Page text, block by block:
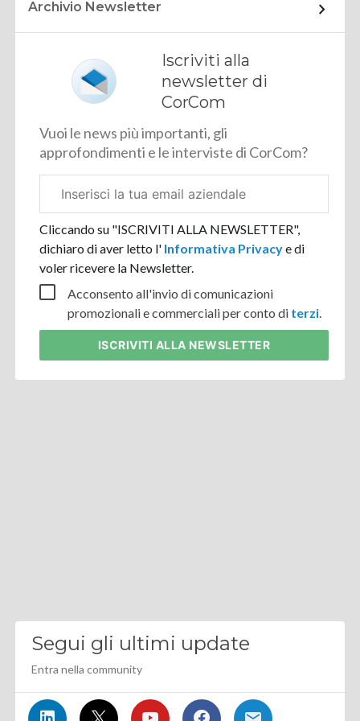
Archivio Newsletter
Iscriviti alla
newsletter di
CorCom
Vuoi le news più importanti, gli
approfondimenti e le interviste di CorCom?
aziendale
Cliccando su "ISCRIVITI ALLA NEWSLETTER",
dichiaro di aver letto l' Informativa Privacye di
voler ricevere la Newsletter.
Acconsento all'invio di comunicazioni
promozionali e commerciali per conto di terzi.
ISCRIVITI ALLA NEWSLETTER
Segui gli ultimi update
Entra nella community